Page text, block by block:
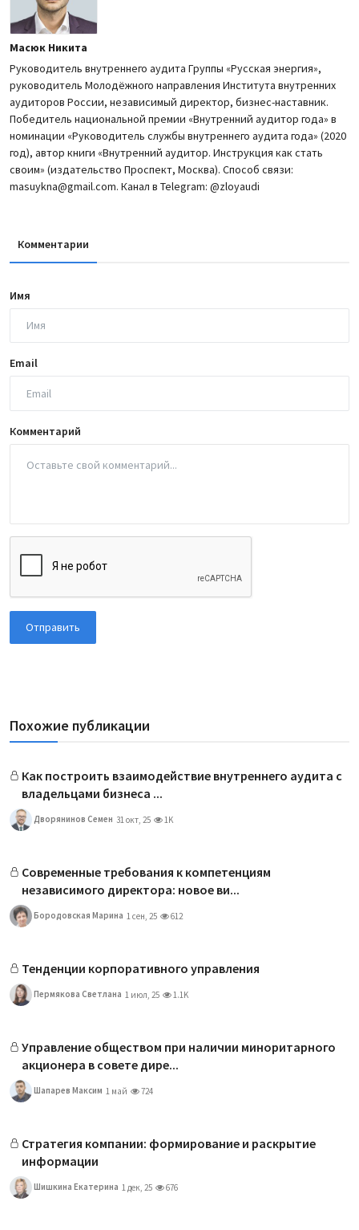
Масюк Никита
Руководитель внутреннего аудита Группы «Русская энергия»,
руководитель Молодёжного направления Института внутренних
аудиторов России, независимый директор, бизнес-наставник.
Победитель национальной премии «Внутренний аудитор года» в
номинации «Руководитель службы внутреннего аудита года» (2020
год), автор книги «Внутренний аудитор. Инструкция как стать
своим» (издательство Проспект, Москва). Способ связи:
masuykna@gmail.com. Канал в Telegram: @zloyaudi
Комментарии
Имя
Email
Комментарий
Отправить
Похожие публикации
Как построить взаимодействие внутреннего аудита с
владельцами бизнеса ...
Дворянинов Семен 31 окт, 25 1K
Современные требования к компетенциям
независимого директора: новое ви...
Бородовская Марина 1 сен, 25 612
Тенденции корпоративного управления
Пермякова Светлана 1 июл, 25 1.1K
Управление обществом при наличии миноритарного
акционера в совете дире...
Шапарев Максим 1 май 724
Стратегия компании: формирование и раскрытие
информации
Шишкина Екатерина 1 дек, 25 676